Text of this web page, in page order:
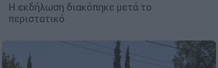
Η εκδήλωση διακόπηκε μετά το
περιστατικό